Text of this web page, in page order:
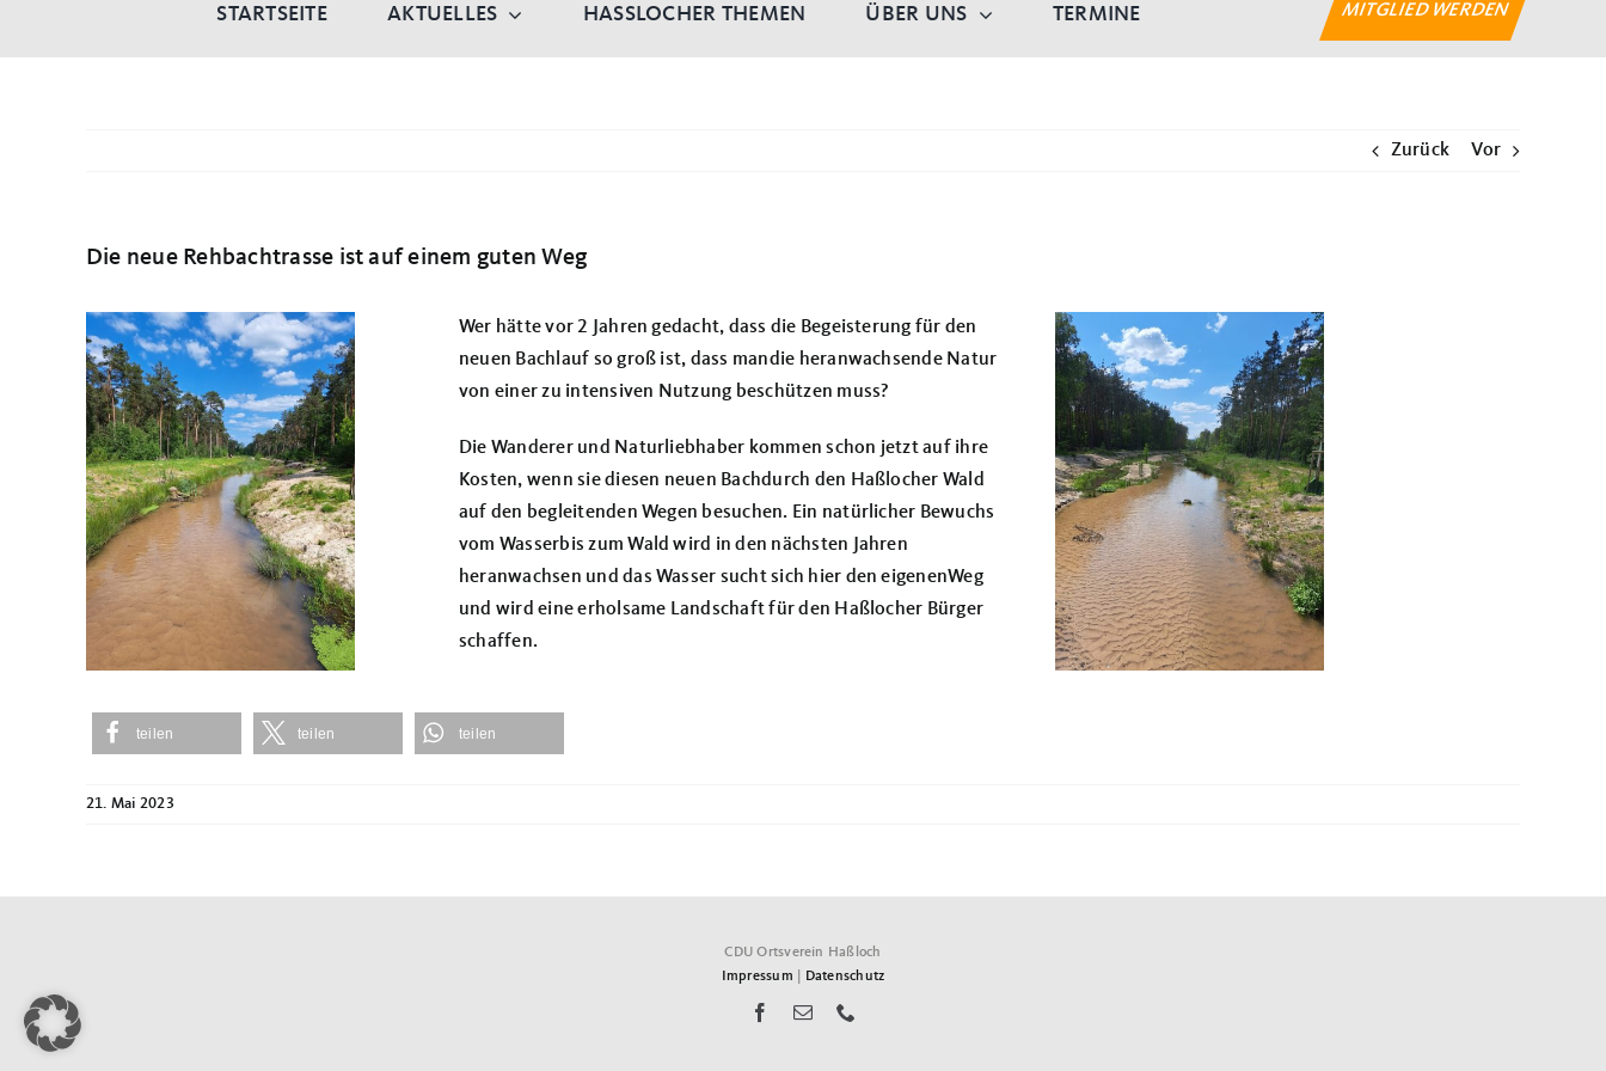
STARTSEITE AKTUELLES HASSLOCHER THEMEN ÜBER UNS TERMINE MITGLIED WERDEN
Zurück Vor
Die neue Rehbachtrasse ist auf einem guten Weg
Wer hätte vor 2 Jahren gedacht, dass die Begeisterung für den
neuen Bachlauf so groß ist, dass mandie heranwachsende Natur
von einer zu intensiven Nutzung beschützen muss?
Die Wanderer und Naturliebhaber kommen schon jetzt auf ihre
Kosten, wenn sie diesen neuen Bachdurch den Haßlocher Wald
auf den begleitenden Wegen besuchen. Ein natürlicher Bewuchs
vom Wasserbis zum Wald wird in den nächsten Jahren
heranwachsen und das Wasser sucht sich hier den eigenenWeg
und wird eine erholsame Landschaft für den Haßlocher Bürger
schaffen.
teilen teilen teilen
21. Mai 2023
CDU Ortsverein Haßloch
Impressum
Datenschutz